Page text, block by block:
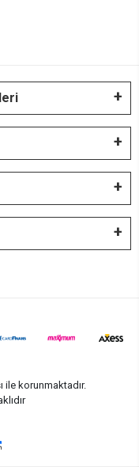
ile korunmaktadır.